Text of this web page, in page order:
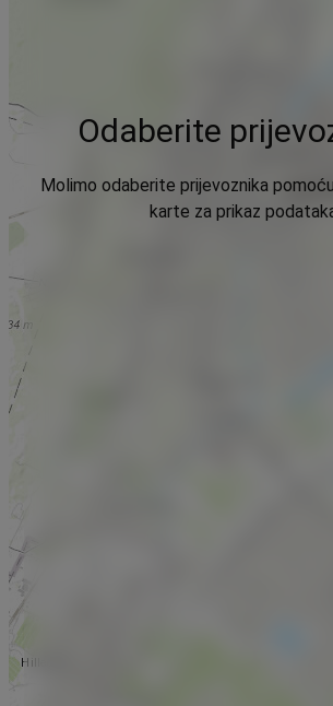
Odaberite
Molimo odaberite prijevoznika
karte za prikaz